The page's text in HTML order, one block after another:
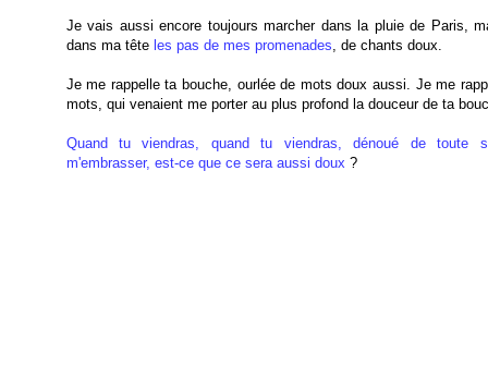
Je vais aussi encore toujours marcher dans la pluie de Paris,
dans ma tête les pas de mes promenades, de chants doux.
Je me rappelle ta bouche, ourlée de mots doux aussi. Je me
mots, qui venaient me porter au plus profond la douceur de ta
Quand tu viendras, quand tu viendras, dénoué de toute
m'embrasser, est-ce que ce sera aussi doux ?